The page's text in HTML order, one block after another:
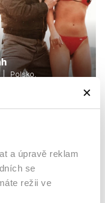
a úpravě reklam
se
režii ve
| Polsko,
zařízeních
odkudkoliv